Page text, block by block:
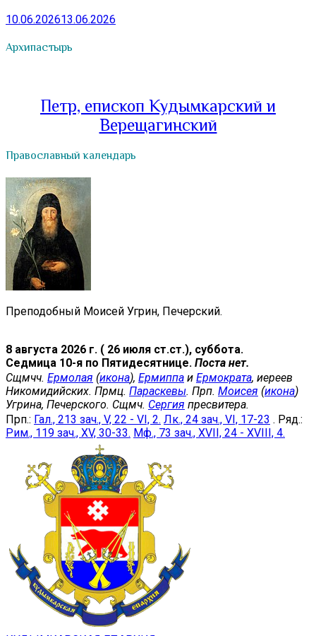
10.06.202613.06.2026
Архипастырь
Петр, епископ Кудымкарский и
Верещагинский
Православный календарь
Преподобный Моисей Угрин, Печерский.
8 августа 2026 г. ( 26 июля ст.ст.), суббота.
Седмица 10-я по Пятидесятнице. Поста нет.
Сщмчч. Ермолая (икона), Ермиппа и Ермократа, иереев
Никомидийских. Прмц. Параскевы. Прп. Моисея (икона)
Угрина, Печерского. Сщмч. Сергия пресвитера.
Прп.: Гал., 213 зач., V, 22 - VI, 2. Лк., 24 зач., VI, 17-23 . Ряд.:
Рим., 119 зач., XV, 30-33. Мф., 73 зач., XVII, 24 - XVIII, 4.